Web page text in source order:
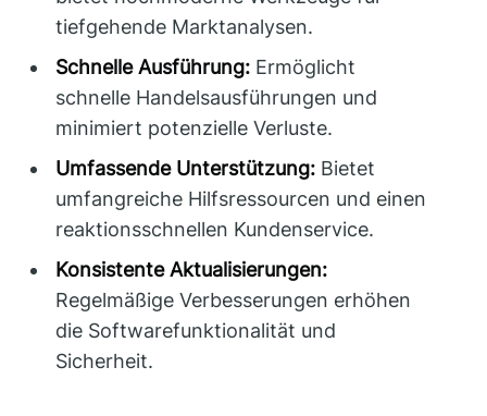
tiefgehende Marktanalysen.
Schnelle Ausführung: Ermöglicht
schnelle Handelsausführungen und
minimiert potenzielle Verluste.
Umfassende Unterstützung: Bietet
umfangreiche Hilfsressourcen und einen
reaktionsschnellen Kundenservice.
Konsistente Aktualisierungen:
Regelmäßige Verbesserungen erhöhen
die Softwarefunktionalität und
Sicherheit.